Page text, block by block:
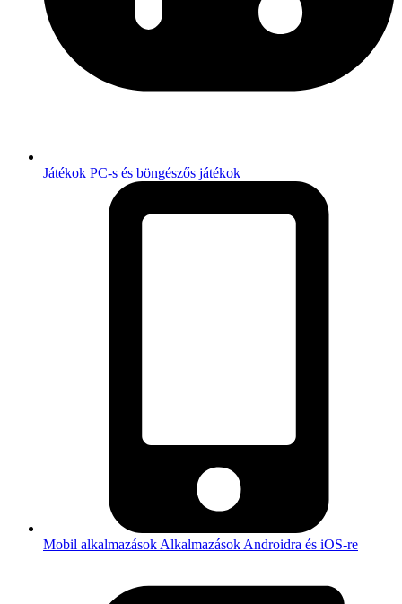
Játékok PC-s és böngészős játékok
Mobil alkalmazások Alkalmazások Androidra és iOS-re